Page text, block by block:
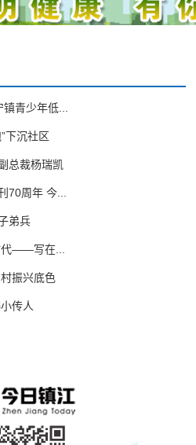
镇青少年低...
下沉社区
总裁杨瑞凯
70周年 今...
弟兵
代——写在...
振兴底色
传人